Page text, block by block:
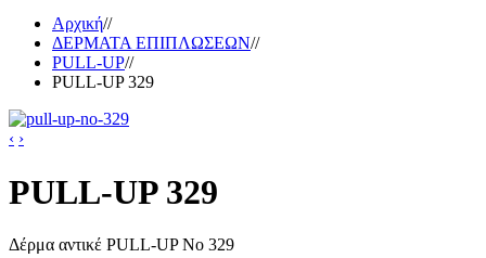
Αρχική//
ΔΕΡΜΑΤΑ ΕΠΙΠΛΩΣΕΩΝ//
PULL-UP//
PULL-UP 329
‹ ›
PULL-UP 329
Δέρμα αντικέ PULL-UP No 329